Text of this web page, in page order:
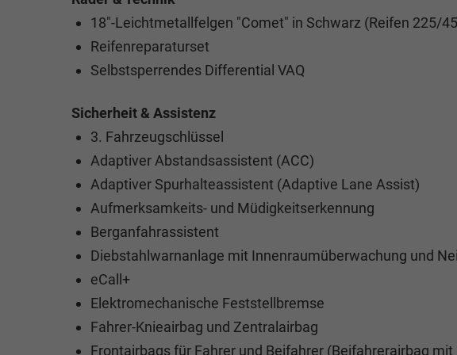
18"-Leichtmetallfelgen "Comet" in Schwarz (Reifen 225/
Reifenreparaturset
Selbstsperrendes Differential VAQ
Sicherheit & Assistenz
3. Fahrzeugschlüssel
Adaptiver Abstandsassistent (ACC)
Adaptiver Spurhalteassistent (Adaptive Lane Assist)
Aufmerksamkeits- und Müdigkeitserkennung
Berganfahrassistent
Diebstahlwarnanlage mit Innenraumüberwachung und
eCall+
Elektromechanische Feststellbremse
Fahrer-Knieairbag und Zentralairbag
Frontairbags für Fahrer und Beifahrer (Beifahrerairbag